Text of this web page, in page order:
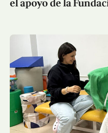
el apoyo de la